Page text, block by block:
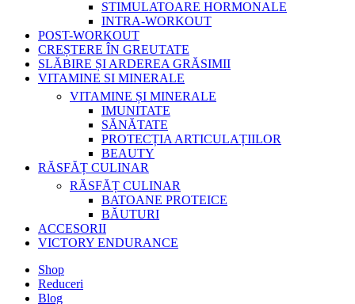
STIMULATOARE HORMONALE
INTRA-WORKOUT
POST-WORKOUT
CREȘTERE ÎN GREUTATE
SLĂBIRE ȘI ARDEREA GRĂSIMII
VITAMINE SI MINERALE
VITAMINE ȘI MINERALE
IMUNITATE
SĂNĂTATE
PROTECȚIA ARTICULAȚIILOR
BEAUTY
RĂSFĂȚ CULINAR
RĂSFĂȚ CULINAR
BATOANE PROTEICE
BĂUTURI
ACCESORII
VICTORY ENDURANCE
Shop
Reduceri
Blog